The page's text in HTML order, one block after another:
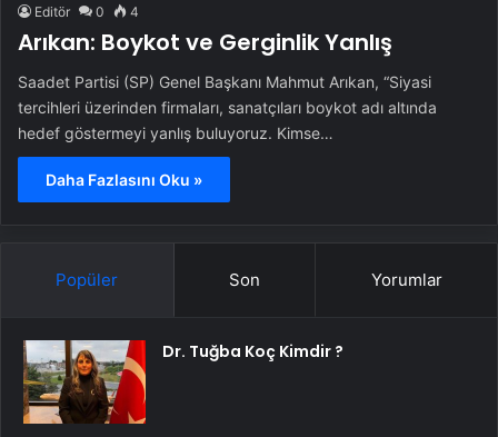
Editör 0 4
Arıkan: Boykot ve Gerginlik Yanlış
Saadet Partisi (SP) Genel Başkanı Mahmut Arıkan, “Siyasi
tercihleri üzerinden firmaları, sanatçıları boykot adı altında
hedef göstermeyi yanlış buluyoruz. Kimse…
Daha Fazlasını Oku »
Popüler Son Yorumlar
Dr. Tuğba Koç Kimdir ?